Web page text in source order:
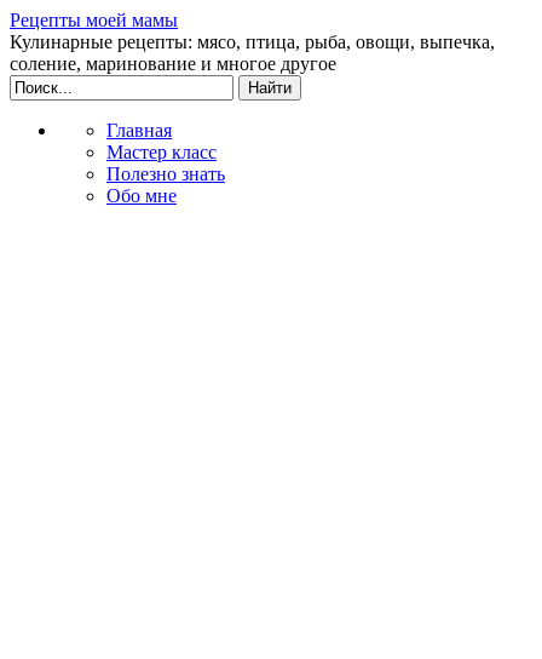
Рецепты моей мамы
Кулинарные рецепты: мясо, птица, рыба, овощи, выпечка,
соление, маринование и многое другое
Главная
Мастер класс
Полезно знать
Обо мне